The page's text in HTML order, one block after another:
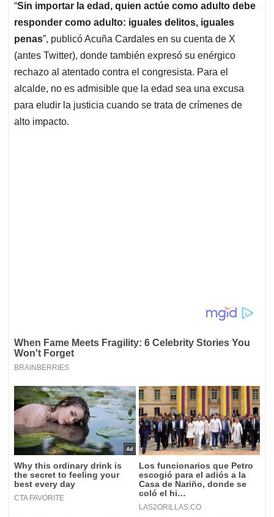
“Sin importar la edad, quien actúe como adulto debe
responder como adulto: iguales delitos, iguales
penas”, publicó Acuña Cardales en su cuenta de X
(antes Twitter), donde también expresó su enérgico
rechazo al atentado contra el congresista. Para el
alcalde, no es admisible que la edad sea una excusa
para eludir la justicia cuando se trata de crímenes de
alto impacto.